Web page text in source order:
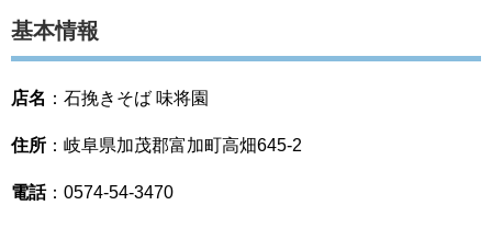
基本情報
店名 ：石挽きそば 味将園
住所 ：岐阜県加茂郡富加町高畑645-2
電話：0574-54-3470